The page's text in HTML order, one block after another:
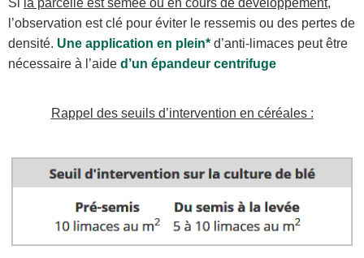
Si la parcelle est semée ou en cours de développement,
l’observation est clé pour éviter le ressemis ou des pertes de
densité. Une application en plein* d’anti-limaces peut être
nécessaire à l’aide d’un épandeur centrifuge
Rappel des seuils d’intervention en céréales :